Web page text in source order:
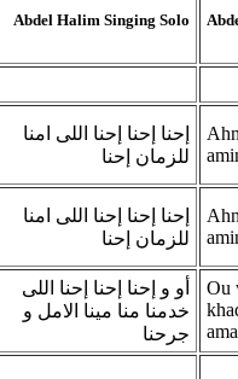
Abdel Halim Singing Solo
إحنا إحنا إحنا اللى امنا
للزمان إحنا
إحنا إحنا إحنا اللى امنا
للزمان إحنا
أو و إحنا إحنا إحنا اللى
خدمنا منا مينا الامل و
جرحنا
Ou